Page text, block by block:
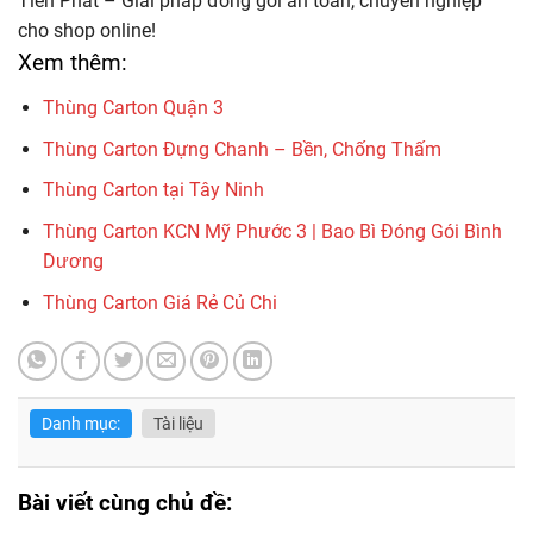
cho shop online!
Xem thêm:
Thùng Carton Quận 3
Thùng Carton Đựng Chanh – Bền, Chống Thấm
Thùng Carton tại Tây Ninh
Thùng Carton KCN Mỹ Phước 3 | Bao Bì Đóng Gói Bình
Dương
Thùng Carton Giá Rẻ Củ Chi
Danh mục: Tài liệu
Bài viết cùng chủ đề: